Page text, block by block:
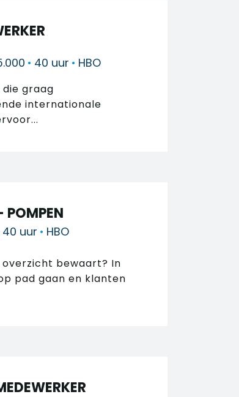
• 40 uur • HBO
graag
internationale
POMPEN
40 uur • HBO
bewaart? In
pad gaan en klanten